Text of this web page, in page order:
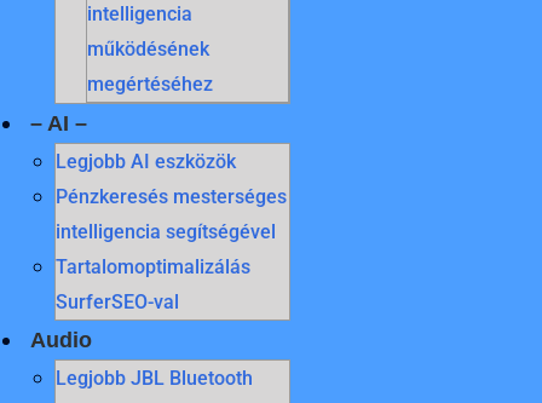
intelligencia
működésének
megértéséhez
– AI –
Legjobb AI eszközök
Pénzkeresés mesterséges
intelligencia segítségével
Tartalomoptimalizálás
SurferSEO-val
Audio
Legjobb JBL Bluetooth